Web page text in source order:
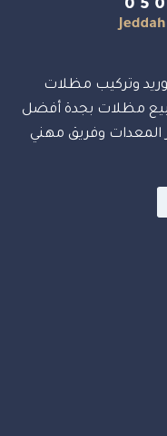
وتركيب مظلات
مظلات بجدة أفضل
المعدات وفريق مهني